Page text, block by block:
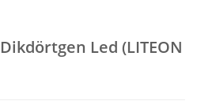
Led (LITEON